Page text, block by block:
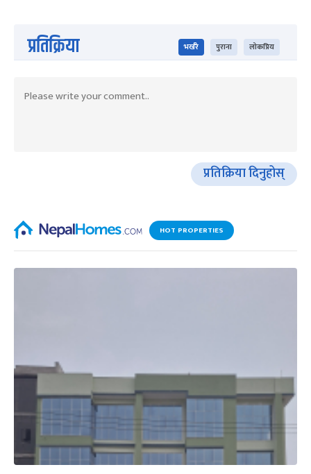
प्रतिक्रिया भर्खरै पुराना लोकप्रिय
प्रतिक्रिया दिनुहोस्
HOT PROPERTIES